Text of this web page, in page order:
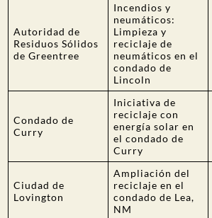
Autoridad de
Residuos Sólidos
de Greentree
Incendios y
neumáticos:
Limpieza y
reciclaje de
neumáticos en el
condado de
Lincoln
Condado de
Curry
Iniciativa de
reciclaje con
energía solar en
el condado de
Curry
Ciudad de
Lovington
Ampliación del
reciclaje en el
condado de Lea,
NM